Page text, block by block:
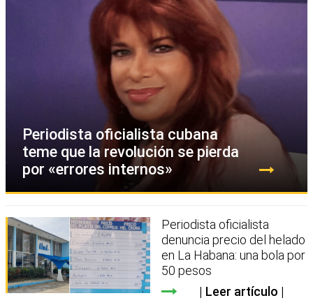
Periodista oficialista cubana
teme que la revolución se pierda
por «errores internos»
Periodista oficialista
denuncia precio del helado
en La Habana: una bola por
50 pesos
Leer artículo